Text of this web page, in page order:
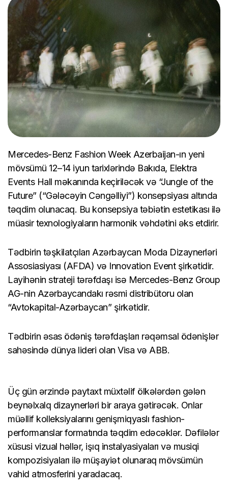
Mercedes-Benz Fashion Week Azerbaijan-ın yeni
mövsümü 12–14 iyun tarixlərində Bakıda, Elektra
Events Hall məkanında keçiriləcək və “Jungle of the
Future” (“Gələcəyin Cəngəlliyi”) konsepsiyası altında
təqdim olunacaq. Bu konsepsiya təbiətin estetikası ilə
müasir texnologiyaların harmonik vəhdətini əks etdirir.
Tədbirin təşkilatçıları Azərbaycan Moda Dizaynerləri
Assosiasiyası (AFDA) və Innovation Event şirkətidir.
Layihənin strateji tərəfdaşı isə Mercedes-Benz Group
AG-nin Azərbaycandakı rəsmi distribütoru olan
“Avtokapital-Azərbaycan” şirkətidir.
Tədbirin əsas ödəniş tərəfdaşları rəqəmsal ödənişlər
sahəsində dünya lideri olan Visa və ABB.
Üç gün ərzində paytaxt müxtəlif ölkələrdən gələn
beynəlxalq dizaynerləri bir araya gətirəcək. Onlar
müəllif kolleksiyalarını genişmiqyaslı fashion-
performanslar formatında təqdim edəcəklər. Dəfilələr
xüsusi vizual həllər, işıq instalyasiyaları və musiqi
kompozisiyaları ilə müşayiət olunaraq mövsümün
vahid atmosferini yaradacaq.